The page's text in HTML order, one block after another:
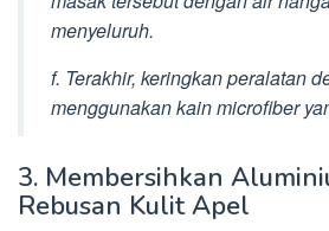
menyeluruh.
f. Terakhir, keringkan peralatan
menggunakan kain microfiber
3. Membersihkan
Rebusan Kulit Apel